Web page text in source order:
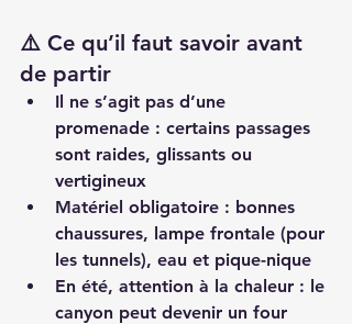
⚠️ Ce qu’il faut savoir avant
de partir
Il ne s’agit pas d’une
promenade : certains passages
sont raides, glissants ou
vertigineux
Matériel obligatoire : bonnes
chaussures, lampe frontale (pour
les tunnels), eau et pique-nique
En été, attention à la chaleur : le
canyon peut devenir un four